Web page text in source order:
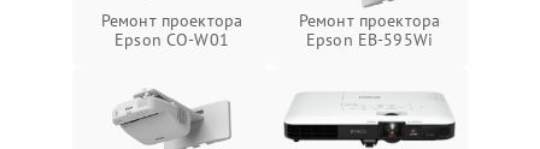
Ремонт проектора
Epson CO-W01
Ремонт проектора
Epson EB-595Wi